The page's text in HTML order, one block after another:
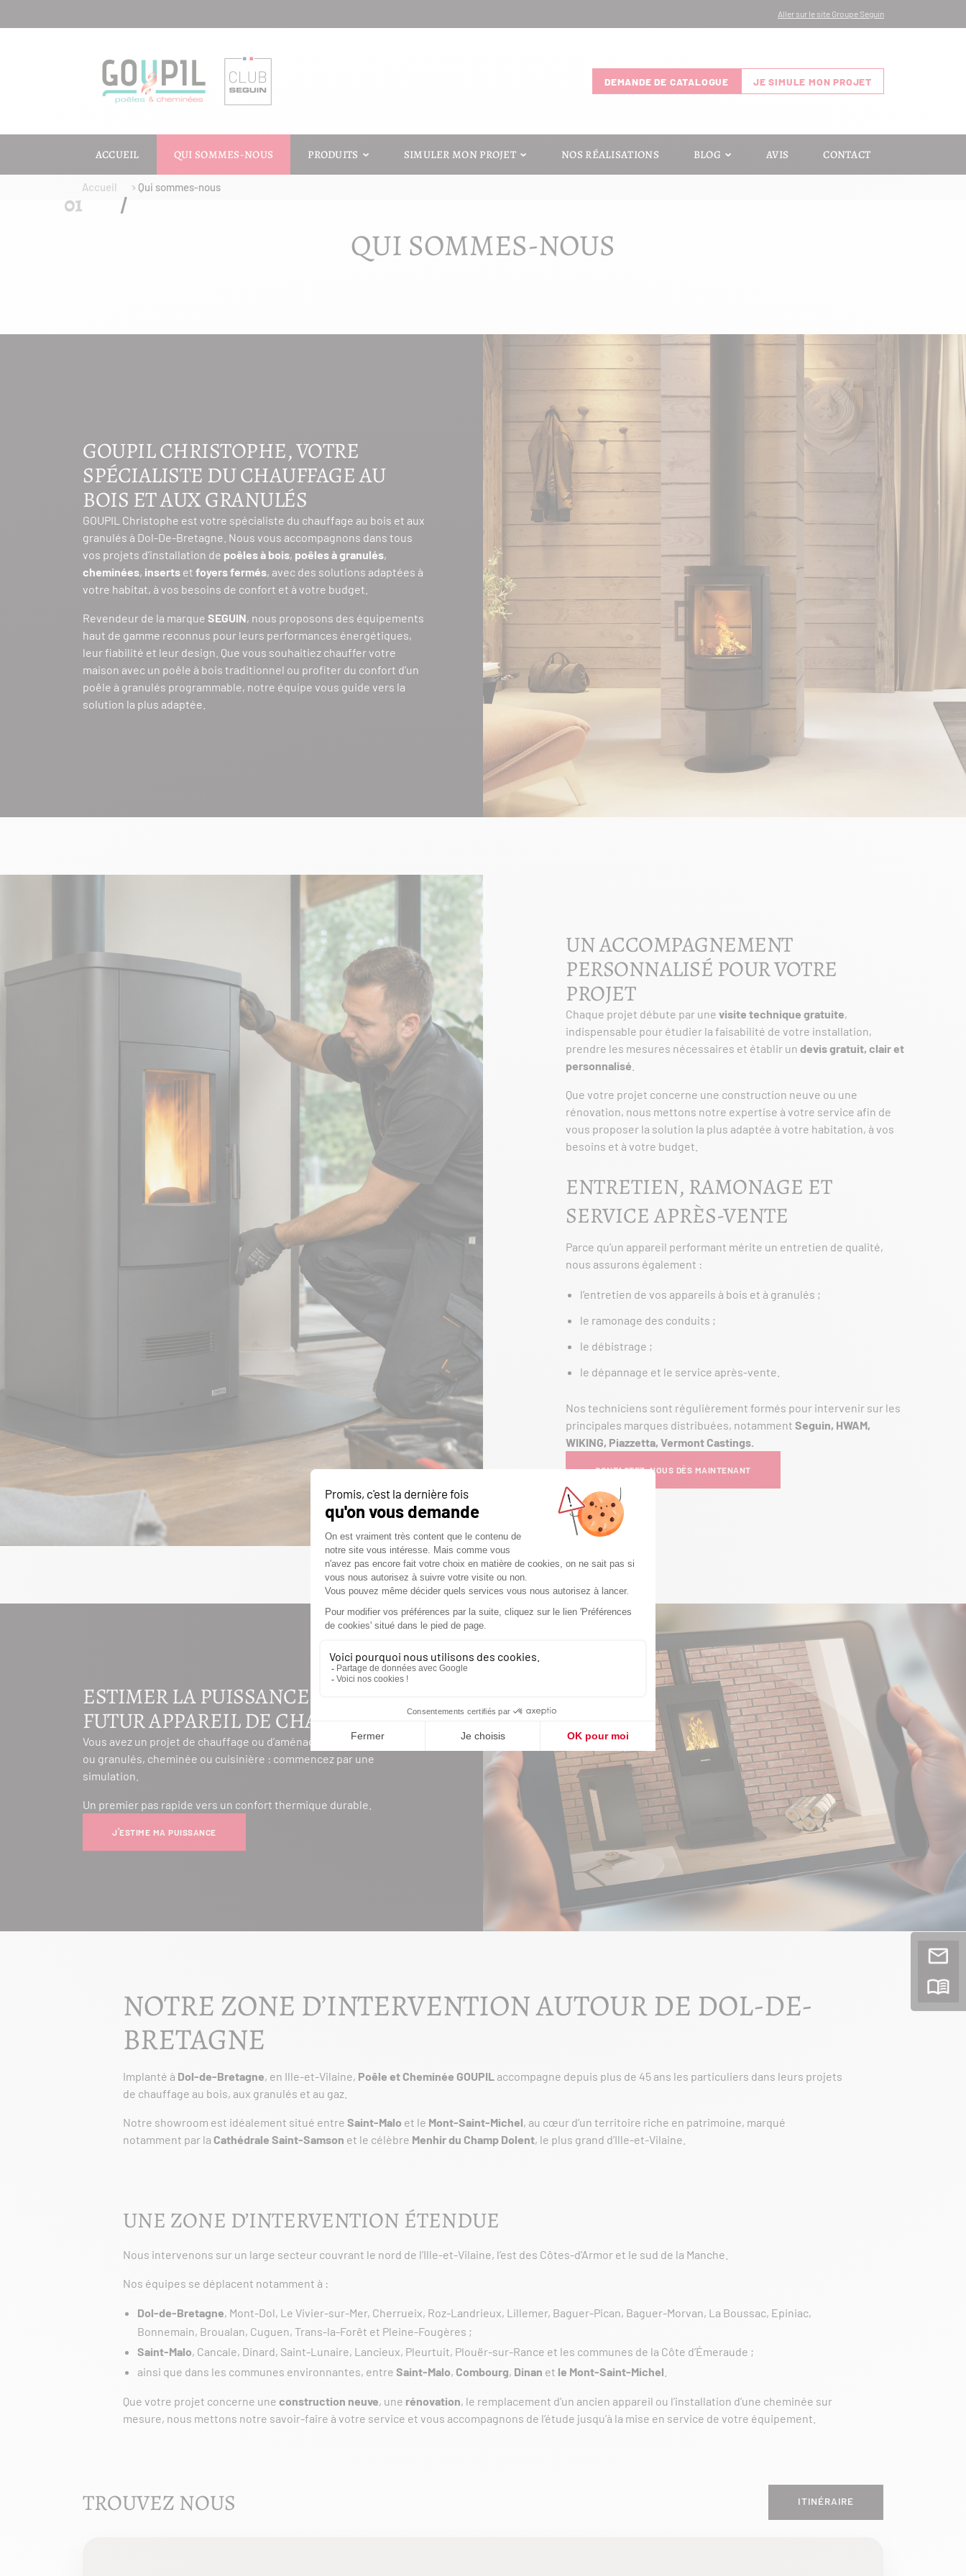
Aller sur le site Groupe Seguin
DEMANDE DE CATALOGUE JE SIMULE MON PROJET
ACCUEIL QUI SOMMES-NOUS PRODUITS SIMULER MON PROJET NOS RÉALISATIONS BLOG AVIS CONTACT
Accueil Qui sommes-nous
QUI SOMMES-NOUS
GOUPIL CHRISTOPHE, VOTRE
SPÉCIALISTE DU CHAUFFAGE AU
BOIS ET AUX GRANULÉS
GOUPIL Christophe est votre spécialiste du chauffage au bois et aux
granulés à Dol-De-Bretagne. Nous vous accompagnons dans tous
vos projets d’installation de poêles à bois, poêles à granulés,
cheminées, inserts et foyers fermés, avec des solutions adaptées à
votre habitat, à vos besoins de confort et à votre budget.
Revendeur de la marque SEGUIN, nous proposons des équipements
haut de gamme reconnus pour leurs performances énergétiques,
leur fiabilité et leur design. Que vous souhaitiez chauffer votre
maison avec un poêle à bois traditionnel ou profiter du confort d’un
poêle à granulés programmable, notre équipe vous guide vers la
solution la plus adaptée.
UN ACCOMPAGNEMENT
PERSONNALISÉ POUR VOTRE
PROJET
Chaque projet débute par une visite technique gratuite,
indispensable pour étudier la faisabilité de votre installation,
prendre les mesures nécessaires et établir un devis gratuit, clair et
personnalisé
Que votre projet concerne une construction neuve ou une
rénovation, nous mettons notre expertise à votre service afin de
vous proposer la solution la plus adaptée à votre habitation, à vos
besoins et à votre budget.
ENTRETIEN, RAMONAGE ET
SERVICE APRÈS-VENTE
Parce qu’un appareil performant mérite un entretien de qualité,
nous assurons également :
l’entretien de vos appareils à bois et à granulés ;
le ramonage des conduits ;
le débistrage ;
le dépannage et le service après-vente.
Nos techniciens sont régulièrement formés pour intervenir sur les
principales marques distribuées, notamment Seguin, HWAM,
WIKING, Piazzetta, Vermont Castings.
CONTACTEZ-NOUS DÈS MAINTENANT
ESTIMER LA PUISSANCE DE VOTRE
FUTUR APPAREIL DE CHAUFFAGE
Vous avez un projet de chauffage ou d’aménagement ? Poêle à bois
ou granulés, cheminée ou cuisinière : commencez par une
simulation.
Un premier pas rapide vers un confort thermique durable.
J'ESTIME MA PUISSANCE
NOTRE ZONE D’INTERVENTION AUTOUR DE DOL-DE-
BRETAGNE
Implanté à Dol-de-Bretagne, en Ille-et-Vilaine, Poêle et Cheminée GOUPIL accompagne depuis plus de 45 ans les particuliers dans leurs projets
de chauffage au bois, aux granulés et au gaz.
Notre showroom est idéalement situé entre Saint-Malo et le Mont-Saint-Michel, au cœur d’un territoire riche en patrimoine, marqué
notamment par la Cathédrale Saint-Samson et le célèbre Menhir du Champ Dolent, le plus grand d’Ille-et-Vilaine.
UNE ZONE D’INTERVENTION ÉTENDUE
Nous intervenons sur un large secteur couvrant le nord de l’Ille-et-Vilaine, l’est des Côtes-d’Armor et le sud de la Manche.
Nos équipes se déplacent notamment à :
Dol-de-Bretagne, Mont-Dol, Le Vivier-sur-Mer, Cherrueix, Roz-Landrieux, Lillemer, Baguer-Pican, Baguer-Morvan, La Boussac, Epiniac,
Bonnemain, Broualan, Cuguen, Trans-la-Forêt et Pleine-Fougères ;
Saint-Malo, Cancale, Dinard, Saint-Lunaire, Lancieux, Pleurtuit, Plouër-sur-Rance et les communes de la Côte d’Émeraude ;
ainsi que dans les communes environnantes, entre Saint-Malo, Combourg, Dinan et le Mont-Saint-Michel
Que votre projet concerne une construction neuve, une rénovation, le remplacement d’un ancien appareil ou l’installation d’une cheminée sur
mesure, nous mettons notre savoir-faire à votre service et vous accompagnons de l’étude jusqu’à la mise en service de votre équipement.
TROUVEZ NOUS ITINÉRAIRE